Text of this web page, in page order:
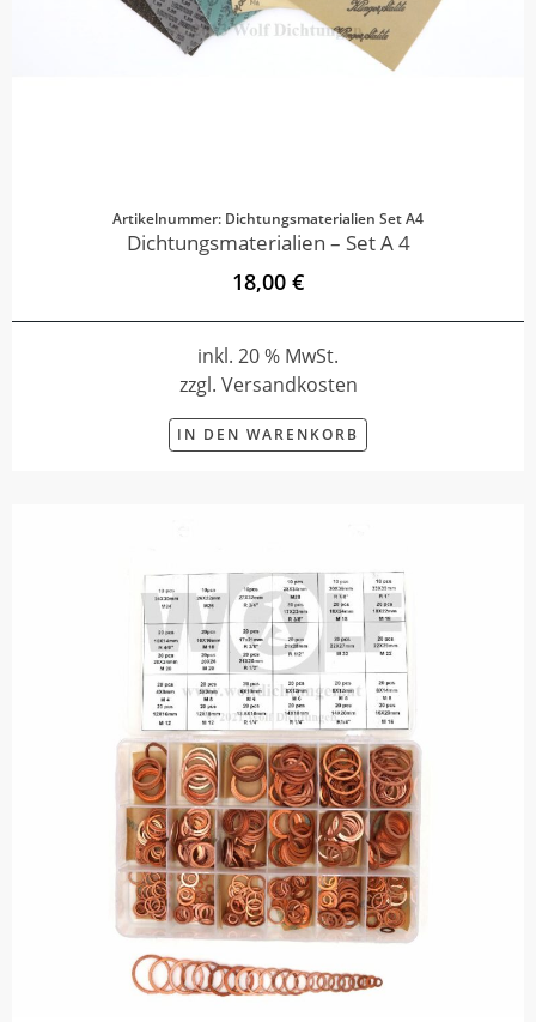
Artikelnummer: Dichtungsmaterialien Set A4
Dichtungsmaterialien – Set A 4
18,00 €
inkl. 20 % MwSt.
zzgl. Versandkosten
IN DEN WARENKORB